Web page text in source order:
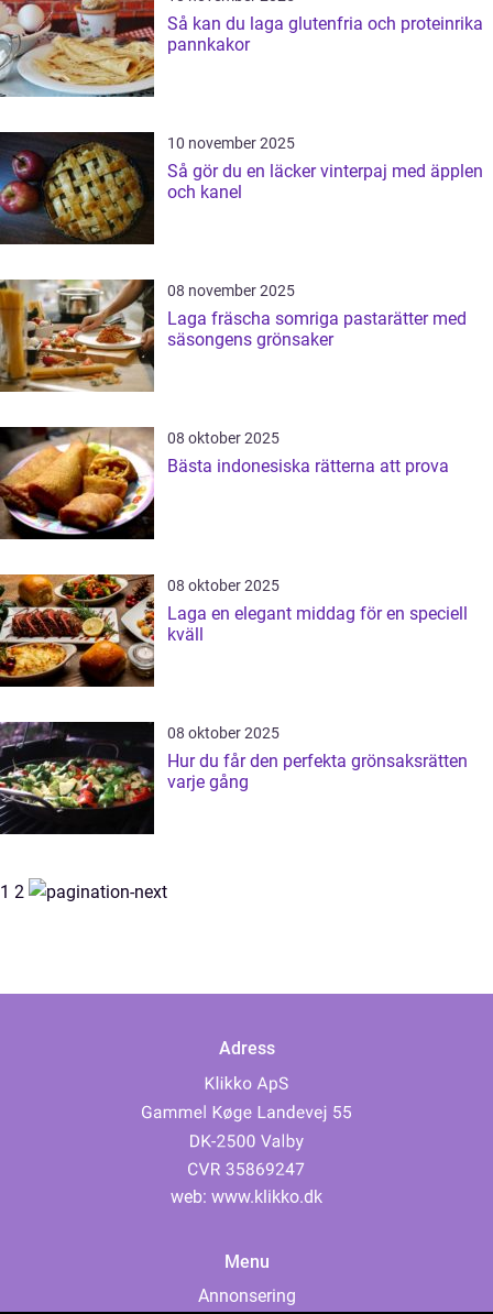
Så kan du laga glutenfria och proteinrika
pannkakor
10 november 2025
Så gör du en läcker vinterpaj med äpplen
och kanel
08 november 2025
Laga fräscha somriga pastarätter med
säsongens grönsaker
08 oktober 2025
Bästa indonesiska rätterna att prova
08 oktober 2025
Laga en elegant middag för en speciell
kväll
08 oktober 2025
Hur du får den perfekta grönsaksrätten
varje gång
1 2
Adress
web: www.klikko.dk
Menu
Annonsering